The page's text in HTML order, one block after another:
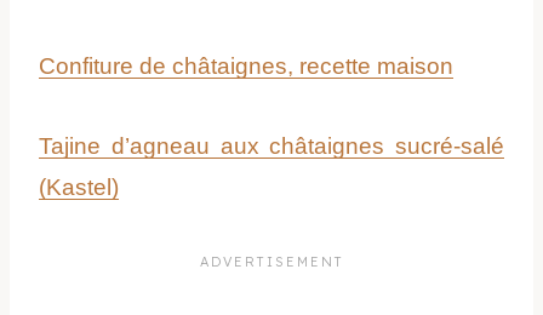
Confiture de châtaignes, recette maison
Tajine d’agneau aux châtaignes sucré-salé
(Kastel)